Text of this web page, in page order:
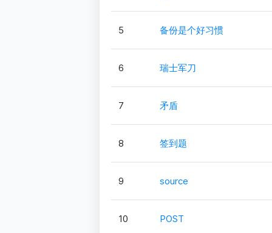
5 备份是个好习惯
6 瑞士军刀
7 矛盾
8 签到题
9 source
10 POST